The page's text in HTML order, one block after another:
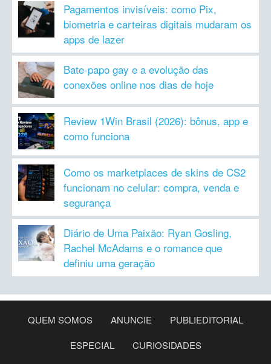
Pagamentos invisíveis: como Pix,
biometria e carteiras digitais mudaram os
apps de lazer
Bate-papo gay e a evolução das
conexões online nos dias de hoje
Review 1Win Brasil (2026): bônus, app e
como funciona
Como os marketplaces de skins de CS2
funcionam no celular: compra, venda e
segurança
Diário de Uma Paixão: Ryan Gosling,
Rachel McAdams e o romance que
definiu uma geração
QUEM SOMOS ANUNCIE
PUBLIEDITORIAL
ESPECIAL
CURIOSIDADES